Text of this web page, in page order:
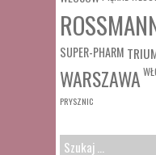
SUPER-PHARM
WARSZAWA
PRYSZNIC
SZUKAJ: